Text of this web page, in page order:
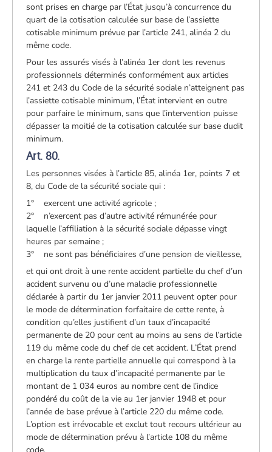
sont prises en charge par l’État jusqu’à concurrence du
quart de la cotisation calculée sur base de l’assiette
cotisable minimum prévue par l’article 241, alinéa 2 du
même code.
Pour les assurés visés à l’alinéa 1er dont les revenus
professionnels déterminés conformément aux articles
241 et 243 du Code de la sécurité sociale n’atteignent pas
l’assiette cotisable minimum, l’État intervient en outre
pour parfaire le minimum, sans que l’intervention puisse
dépasser la moitié de la cotisation calculée sur base dudit
minimum.
Art. 80.
Les personnes visées à l’article 85, alinéa 1er, points 7 et
8, du Code de la sécurité sociale qui :
1° exercent une activité agricole ;
2° n’exercent pas d’autre activité rémunérée pour
laquelle l’affiliation à la sécurité sociale dépasse vingt
heures par semaine ;
3° ne sont pas bénéficiaires d’une pension de vieillesse,
et qui ont droit à une rente accident partielle du chef d’un
accident survenu ou d’une maladie professionnelle
déclarée à partir du 1er janvier 2011 peuvent opter pour
le mode de détermination forfaitaire de cette rente, à
condition qu’elles justifient d’un taux d’incapacité
permanente de 20 pour cent au moins au sens de l’article
119 du même code du chef de cet accident. L’État prend
en charge la rente partielle annuelle qui correspond à la
multiplication du taux d’incapacité permanente par le
montant de 1 034 euros au nombre cent de l’indice
pondéré du coût de la vie au 1er janvier 1948 et pour
l’année de base prévue à l’article 220 du même code.
L’option est irrévocable et exclut tout recours ultérieur au
mode de détermination prévu à l’article 108 du même
code.